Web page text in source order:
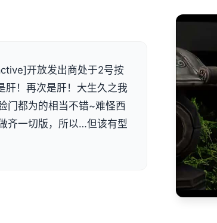
开放发出商处于2号按
肝！再次是肝！大生久之我
门都为的相当不错~难怪西
齐一切版，所以…但该有型